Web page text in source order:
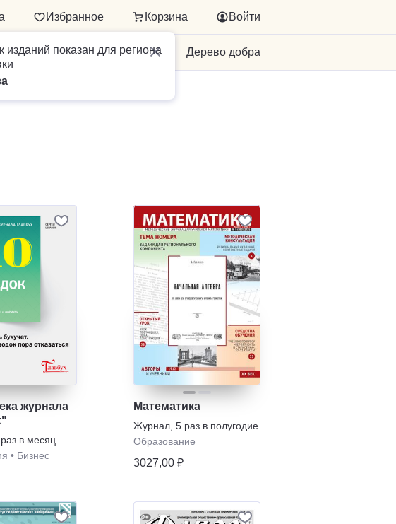
Избранное Корзина
изданий показан для региона
Войти
Для бизнеса Дерево добра
района
журнала
в месяц
• Бизнес
Математика
Журнал 5 раз в полугодие
Образование
3027,00 ₽